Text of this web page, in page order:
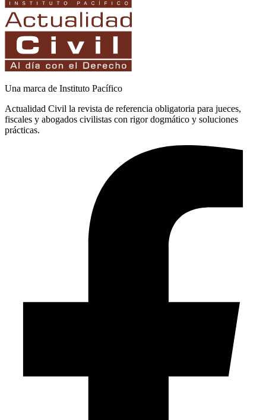
Una marca de Instituto Pacífico
Actualidad Civil la revista de referencia obligatoria para jueces,
fiscales y abogados civilistas con rigor dogmático y soluciones
prácticas.